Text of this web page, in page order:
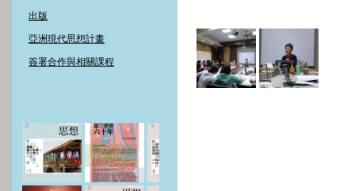
出版
亞洲現代思想計畫
簽署合作與相關課程